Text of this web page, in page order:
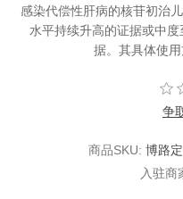
感染代偿性肝病的核苷初治
水平持续升高的证据或中
据。其具体使用
争
商品SKU: 博路
入驻商